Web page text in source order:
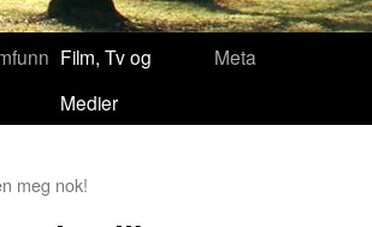
Film, Tv og
Medier
Meta
meg nok!